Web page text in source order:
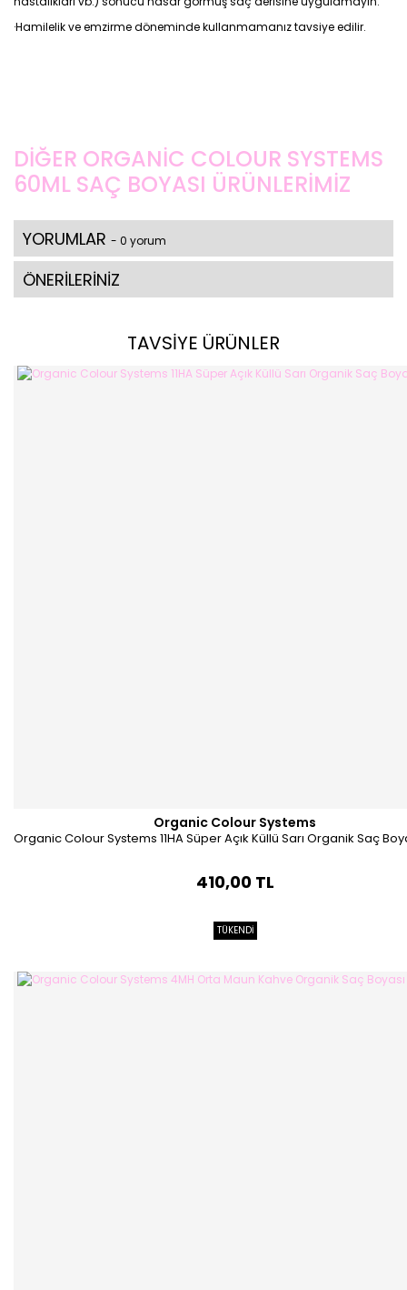
·Hamilelik ve emzirme döneminde kullanmamanız tavsiye edilir.
DİĞER ORGANİC COLOUR SYSTEMS
60ML SAÇ BOYASI ÜRÜNLERİMİZ
YORUMLAR - 0 yorum
ÖNERİLERİNİZ
TAVSİYE ÜRÜNLER
Organic Colour Systems
Organic Colour Systems 11HA Süper Açık Küllü Sarı Organik Saç
410,00 TL
TÜKENDİ